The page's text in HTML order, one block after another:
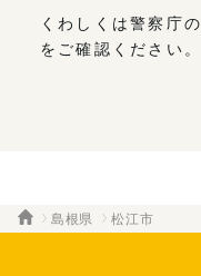
くわしくは警察庁の
をご確認ください。
島根県 松江市